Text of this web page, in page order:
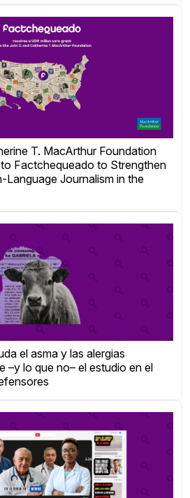
T. MacArthur Foundation
Factchequeado to Strengthen
Language Journalism in the
el asma y las alergias
–y lo que no– el estudio en el